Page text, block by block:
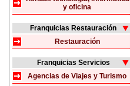
y oficina
Franquicias Restauración
Restauración
Franquicias Servicios
Agencias de Viajes y Turismo